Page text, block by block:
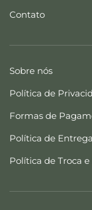
Contato
Sobre nós
Política de
Formas de
Política de Entrega
Política de Troca